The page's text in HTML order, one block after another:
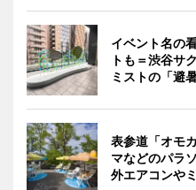
イベント名の
トも＝渋谷サ
ミストの「避
表参道「オモ
マなどのパラ
外エアコンや